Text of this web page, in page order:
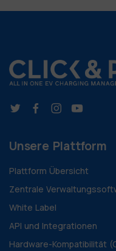
Unsere Plattform
Plattform Übersicht
Zentrale
White Label
API und Integrationen
Hardware-Kompatibilität